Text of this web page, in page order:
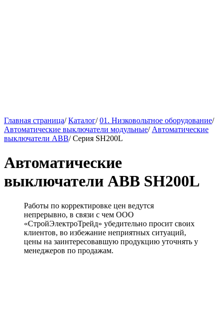
Главная страница/ Каталог/ 01. Низковольтное оборудование/
Автоматические выключатели модульные/ Автоматические
выключатели ABB/ Серия SH200L
Автоматические
выключатели ABB SH200L
Работы по корректировке цен ведутся
непрерывно, в связи с чем ООО
«СтройЭлектроТрейд» убедительно просит своих
клиентов, во избежание неприятных ситуаций,
цены на заинтересовавшую продукцию уточнять у
менеджеров по продажам.